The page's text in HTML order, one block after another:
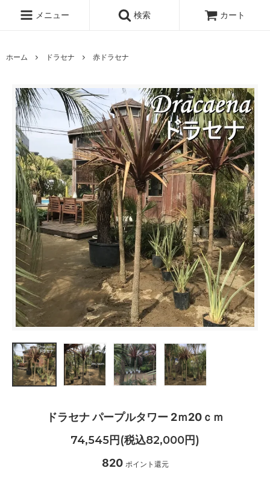
メニュー 検索 カート
ホーム ドラセナ 赤ドラセナ
ドラセナ パープルタワー 2ｍ20ｃｍ
74,545円(税込82,000円)
820 ポイント還元